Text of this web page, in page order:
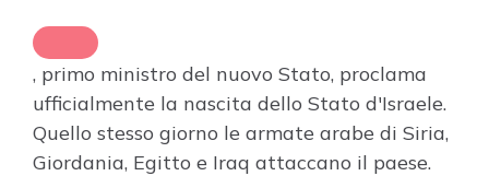
, primo ministro del nuovo Stato, proclama
ufficialmente la nascita dello Stato d'Israele.
Quello stesso giorno le armate arabe di Siria,
Giordania, Egitto e Iraq attaccano il paese.